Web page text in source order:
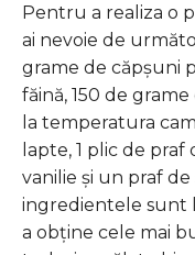
Pentru a realiza o
ai nevoie de
grame de căpșuni
făină, 150 de
la temperatura
lapte, 1 plic de
vanilie și un praf
ingredientele sunt
a obține cele mai